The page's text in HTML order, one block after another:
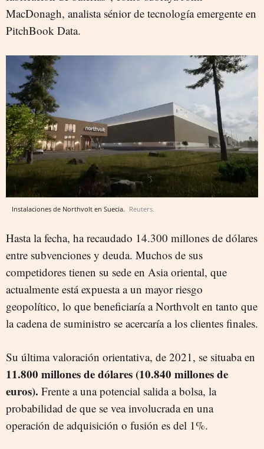
MacDonagh, analista sénior de tecnología emergente en
PitchBook Data.
Instalaciones de Northvolt en Suecia. Reuters.
Hasta la fecha, ha recaudado 14.300 millones de dólares
entre subvenciones y deuda. Muchos de sus
competidores tienen su sede en Asia oriental, que
actualmente está expuesta a un mayor riesgo
geopolítico, lo que beneficiaría a Northvolt en tanto que
la cadena de suministro se acercaría a los clientes finales.
Su última valoración orientativa, de 2021, se situaba en
11.800 millones de dólares (10.840 millones de
euros). Frente a una potencial salida a bolsa, la
probabilidad de que se vea involucrada en una
operación de adquisición o fusión es del 1%.